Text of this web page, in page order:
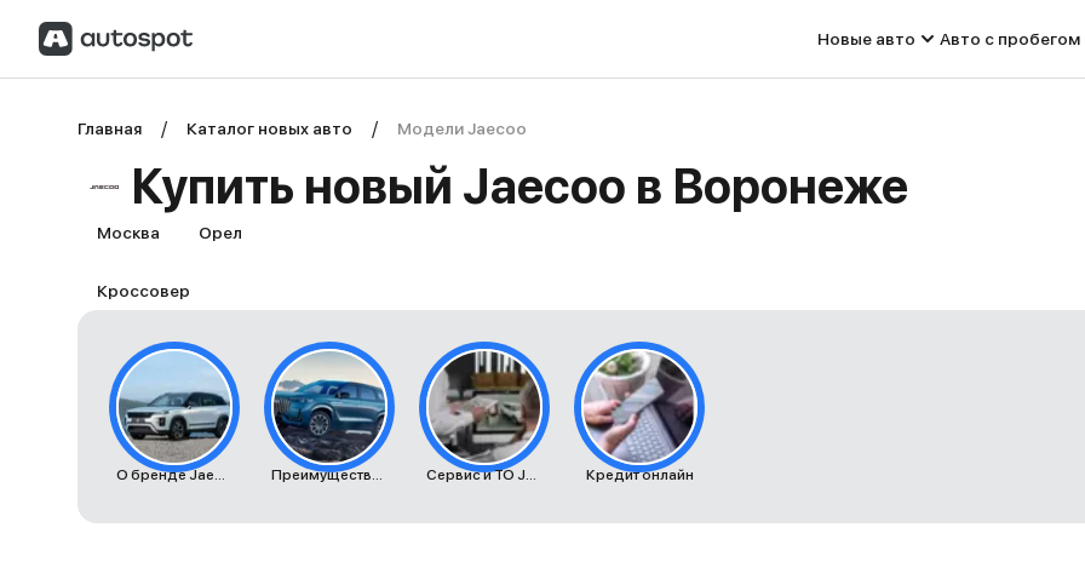
Новые авто Авто с пробегом
Главная Каталог новых авто Модели Jaecoo
Купить новый Jaecoo в Воронеже
Москва Орел
Кроссовер
О бренде Jaecoo Преимущества автомобилей Jaecoo Сервис и ТО Jaecoo Кредит онлайн